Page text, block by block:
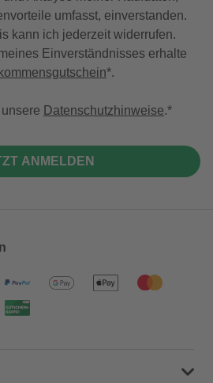
umfasst, einverstanden.
kann ich jederzeit widerrufen.
Einverständnisses erhalte
*.
Datenschutzhinweise.
ANMELDEN